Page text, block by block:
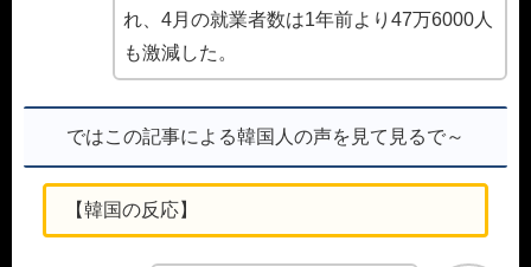
れ、4月の就業者数は1年前より47万6000人
も激減した。
ではこの記事による韓国人の声を見て見るで～
【韓国の反応】